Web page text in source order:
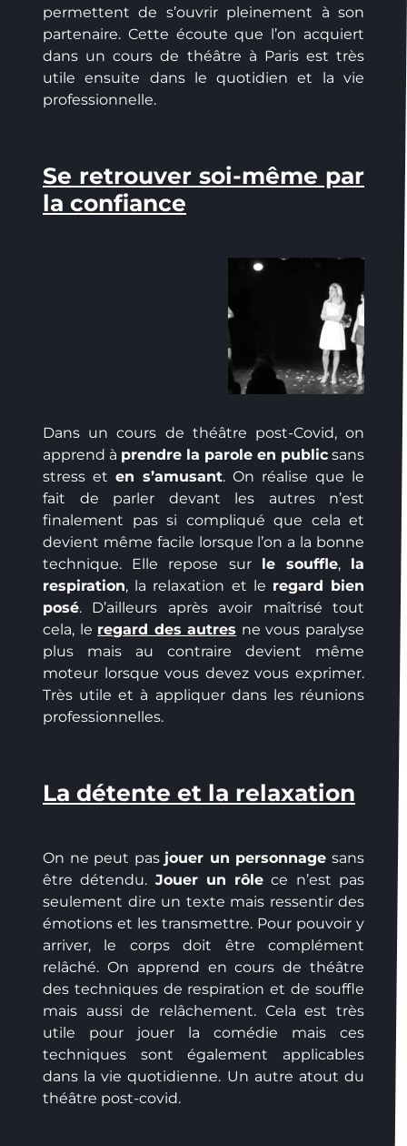
permettent de s’ouvrir pleinement à son
partenaire. Cette écoute que l’on acquiert
dans un cours de théâtre à Paris est très
utile ensuite dans le quotidien et la vie
professionnelle.
Se retrouver soi-même par
la confiance
Dans un cours de théâtre post-Covid, on
apprend à prendre la parole en public sans
stress et en s’amusant. On réalise que le
fait de parler devant les autres n’est
finalement pas si compliqué que cela et
devient même facile lorsque l’on a la bonne
technique. Elle repose sur le souffle, la
respiration, la relaxation et le regard bien
posé. D’ailleurs après avoir maîtrisé tout
cela, le regard des autres ne vous paralyse
plus mais au contraire devient même
moteur lorsque vous devez vous exprimer.
Très utile et à appliquer dans les réunions
professionnelles.
La détente et la relaxation
On ne peut pas jouer un personnage sans
être détendu. Jouer un rôle ce n’est pas
seulement dire un texte mais ressentir des
émotions et les transmettre. Pour pouvoir y
arriver, le corps doit être complément
relâché. On apprend en cours de théâtre
des techniques de respiration et de souffle
mais aussi de relâchement. Cela est très
utile pour jouer la comédie mais ces
techniques sont également applicables
dans la vie quotidienne. Un autre atout du
théâtre post-covid.